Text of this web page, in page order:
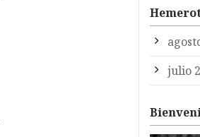
julio